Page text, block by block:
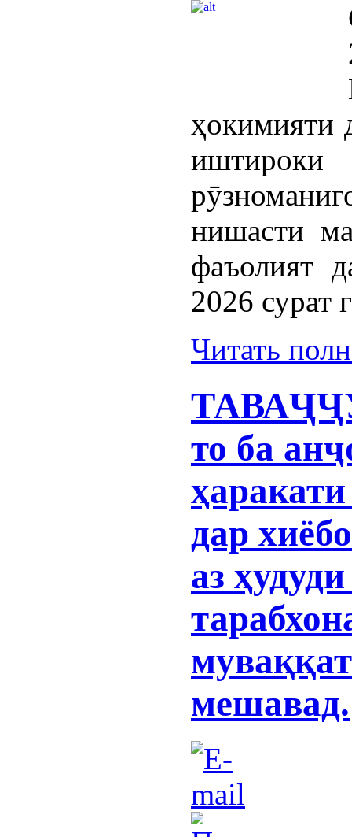
ҳокимияти
нишасти
фаъолият
2026 сурат
Читать
то ба
дар
аз
мешавад.